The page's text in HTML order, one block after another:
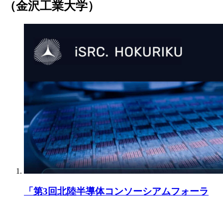
（金沢工業大学）
「第3回北陸半導体コンソーシアムフォーラ